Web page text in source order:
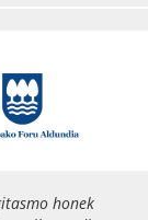
honek